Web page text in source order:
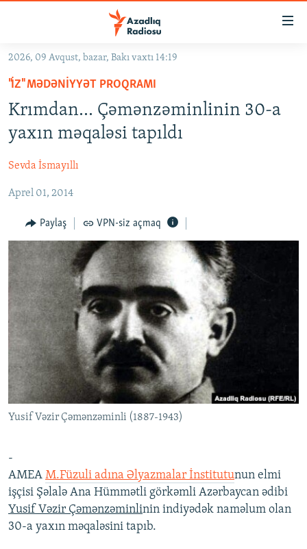
Əsas
qayıt
Əsas
qayıt
Axtarışa
GÜNDƏM
#İZAHLA
KORRUPSIOMETR
FƏRQƏ BAX
QANUNI DOĞRU
ARAŞDIRMA
MULTIMEDIA
VIDEO
FOTOQALEREYA
İNFOQRAFIKA
KARIKATURA
RADIO ARXIV
OXU ZALI
AZƏRBAYCAN ƏDƏBIYYATI KITABXANASI
İSLAM VƏ DEMOKRATIYA
İZ - MƏDƏNIYYƏT PROQRAMI
HAQQIMIZDA
MISSIYAMIZ
PEŞƏ ETIKASI VƏ JURNALISTIKA STANDARTLARIMIZ
MATERIALLARIMIZDAN ISTIFADƏ
AZADLIQRADIOSU MOBIL TELEFONUNUZDA
BIZIMLƏ ƏLAQƏ
BIZI IZLƏ
RFE/RL-in bütün saytları
2026, 09 Avqust, bazar, Bakı vaxtı 14:19
"İZ" MƏDƏNIYYƏT PROQRAMI
Krımdan… Çəmənzəminlinin 30-a
yaxın məqaləsi tapıldı
Sevda İsmayıllı
Aprel 01, 2014
Paylaş VPN-siz açmaq
Yusif Vəzir Çəmənzəminli (1887-1943)
-
AMEA M.Füzuli adına Əlyazmalar İnstitutunun elmi
işçisi Şəlalə Ana Hümmətli görkəmli Azərbaycan ədibi
Yusif Vəzir Çəmənzəminlinin indiyədək naməlum olan
30-a yaxın məqaləsini tapıb.